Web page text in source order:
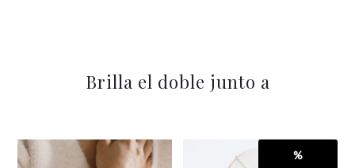
Brilla el doble junto a
%